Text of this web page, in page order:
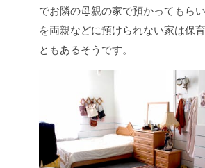
でお隣の母親の家で預かってもら
を両親などに預けられない家は保
ともあるそうです。